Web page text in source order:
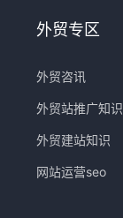
外贸专区
外贸咨讯
外贸站推广知识
外贸建站知识
网站运营seo